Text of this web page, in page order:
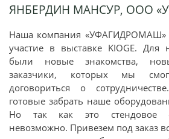
ЯНБЕРДИН МАНСУР, ООО
Наша компания «УФАГИДРОМАШ»
участие в выставке KIOGE.
были новые знакомства,
заказчики, которых мы
договориться о
готовые забрать наше
Но так как это стендовое
невозможно. Привезем под заказ